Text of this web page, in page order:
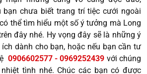
bạn chưa biết trang trí tiệc cưới ngoài
thể tìm hiểu một số ý tưởng mà Long
đây nhé. Hy vọng đây sẽ là những ý
dành cho bạn, hoặc nếu bạn cần tư
0906602577 - 0969252439 với chúng
tình nhé. Chúc các bạn có được